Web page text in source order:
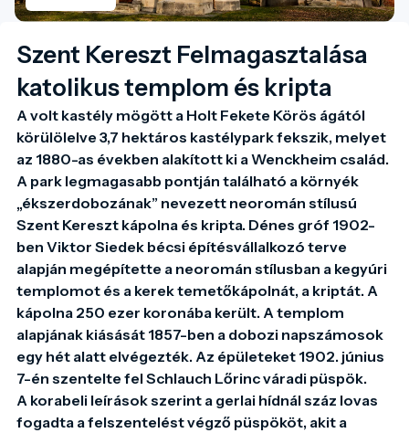
Szent Kereszt Felmagasztalása
katolikus templom és kripta
A volt kastély mögött a Holt Fekete Körös ágától
körülölelve 3,7 hektáros kastélypark fekszik, melyet
az 1880-as években alakított ki a Wenckheim család.
A park legmagasabb pontján található a környék
„ékszerdobozának” nevezett neoromán stílusú
Szent Kereszt kápolna és kripta. Dénes gróf 1902-
ben Viktor Siedek bécsi építésvállalkozó terve
alapján megépítette a neoromán stílusban a kegyúri
templomot és a kerek temetőkápolnát, a kriptát. A
kápolna 250 ezer koronába került. A templom
alapjának kiásását 1857-ben a dobozi napszámosok
egy hét alatt elvégezték. Az épületeket 1902. június
7-én szentelte fel Schlauch Lőrinc váradi püspök.
A korabeli leírások szerint a gerlai hídnál száz lovas
fogadta a felszentelést végző püspököt, akit a